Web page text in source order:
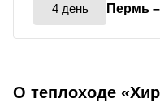
4 день Пермь
О теплоходе